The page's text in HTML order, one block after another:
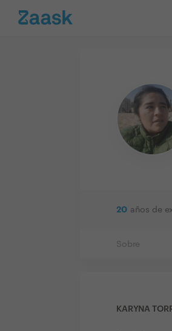
20 años de
Sobre
KARYNA